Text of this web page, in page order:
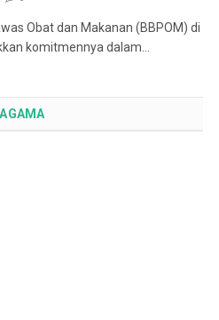
Obat dan Makanan (BBPOM) di
komitmennya dalam…